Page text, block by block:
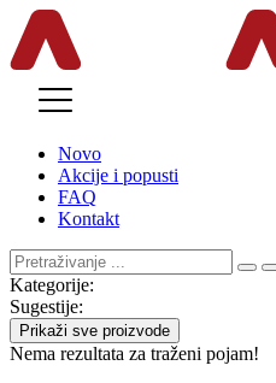
Novo
Akcije i popusti
FAQ
Kontakt
Kategorije:
Sugestije:
Prikaži sve proizvode
Nema rezultata za traženi pojam!